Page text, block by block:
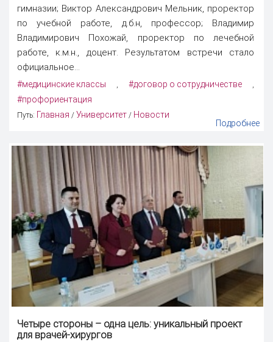
гимназии; Виктор Александрович Мельник, проректор
по учебной работе, д.б.н, профессор; Владимир
Владимирович Похожай, проректор по лечебной
работе, к.м.н., доцент. Результатом встречи стало
официальное...
#медицинские классы #договор о сотрудничестве
#профориентация
Путь: Главная / Университет / Новости
Подробнее
Четыре стороны – одна цель: уникальный проект
для врачей-хирургов